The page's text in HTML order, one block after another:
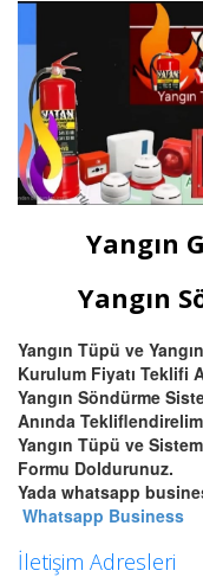
Yangın
Yangın
Yangın Tüpü ve
Kurulum Fiyatı Teklifi
Yangın Söndürme
Anında
Yangın Tüpü ve
Formu Doldurunuz.
Yada whatsapp
Whatsapp Business
İletişim Adresleri